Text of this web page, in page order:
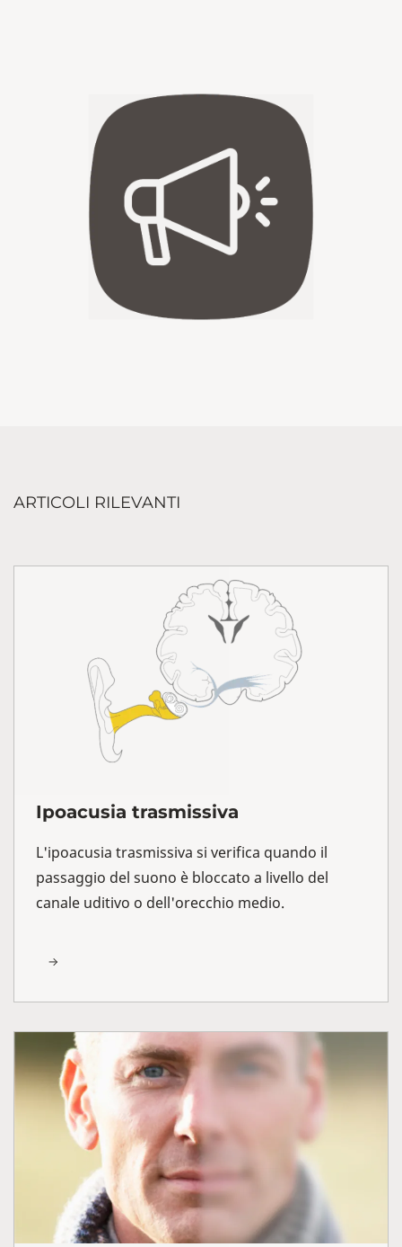
ARTICOLI RILEVANTI
Ipoacusia trasmissiva
L'ipoacusia trasmissiva si verifica quando il
passaggio del suono è bloccato a livello del
canale uditivo o dell'orecchio medio.